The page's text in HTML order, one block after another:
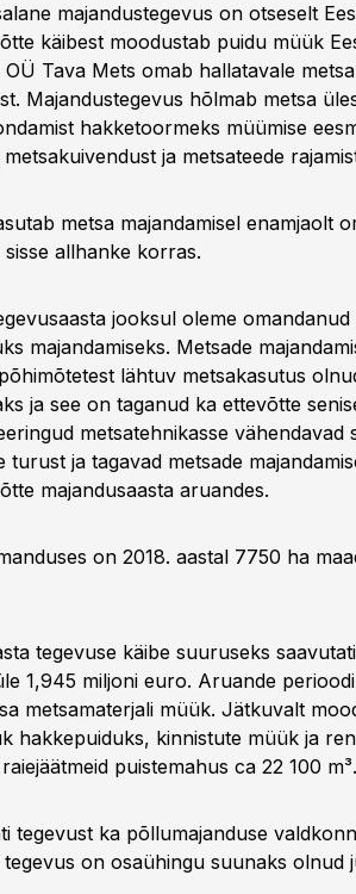
majandustegevus on otseselt
käibest moodustab puidu müük
Tava Mets omab hallatavale
Majandustegevus hõlmab metsa
hakketoormeks müümise
ja metsateede
metsa majandamisel enamjaolt
allhanke korras.
jooksul oleme
majandamiseks. Metsade
lähtuv metsakasutus
ja see on taganud ka ettevõtte
metsatehnikasse vähendavad
turust ja tagavad metsade
majandusaasta aruandes.
on 2018. aastal 7750 ha
tegevuse käibe suuruseks
1,945 miljoni euro. Aruande
metsamaterjali müük. Jätkuvalt
hakkepuiduks, kinnistute müük ja
puistemahus ca 22 100 m³.
tegevust ka põllumajanduse
on osaühingu suunaks olnud